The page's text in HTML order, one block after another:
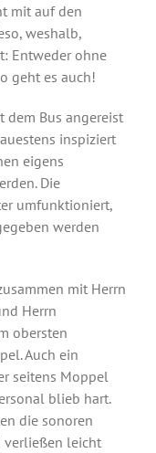
mit auf den
weshalb,
Entweder ohne
geht es auch!
dem Bus angereist
inspiziert
eigens
Die
umfunktioniert,
werden
mit Herrn
Herrn
obersten
Auch ein
seitens Moppel
blieb hart.
die sonoren
verließen leicht